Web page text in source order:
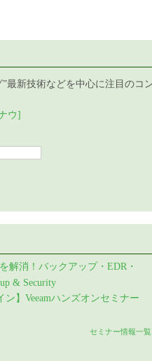
最新技術などを中心に注目のコ
ウ]
解消！バックアップ・EDR・
& Security
ン】Veeamハンズオンセミナー
セミナー情報一覧